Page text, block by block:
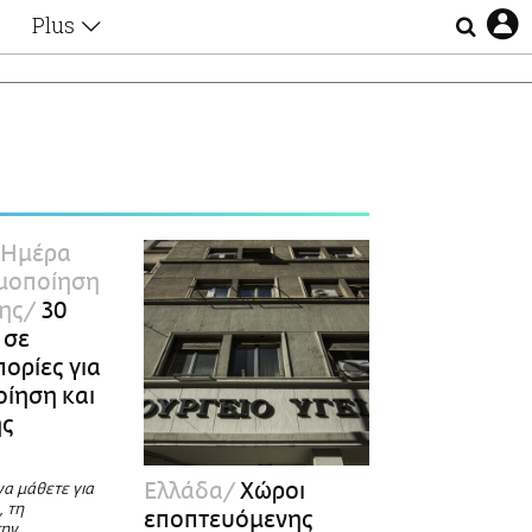
Plus
Οι Αθηναίοι
Απώλειες
Lgbtqi+
30
σε
για
και
μάθετε για
τη
Ελλάδα Χώροι
εποπτευόμενης